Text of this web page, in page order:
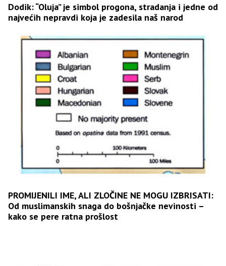
Dodik: “Oluja” je simbol progona, stradanja i jedne od
najvećih nepravdi koja je zadesila naš narod
PROMIJENILI IME, ALI ZLOČINE NE MOGU IZBRISATI:
Od muslimanskih snaga do bošnjačke nevinosti –
kako se pere ratna prošlost